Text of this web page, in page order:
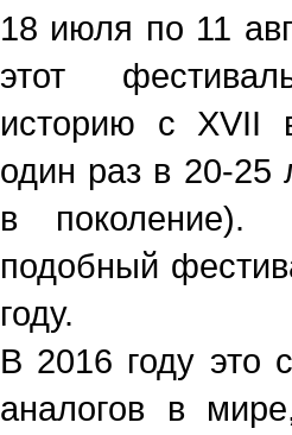
18 июля по 11
этот
историю с XVII
один раз в 20-25
в
подобный
году.
В 2016 году это
аналогов в